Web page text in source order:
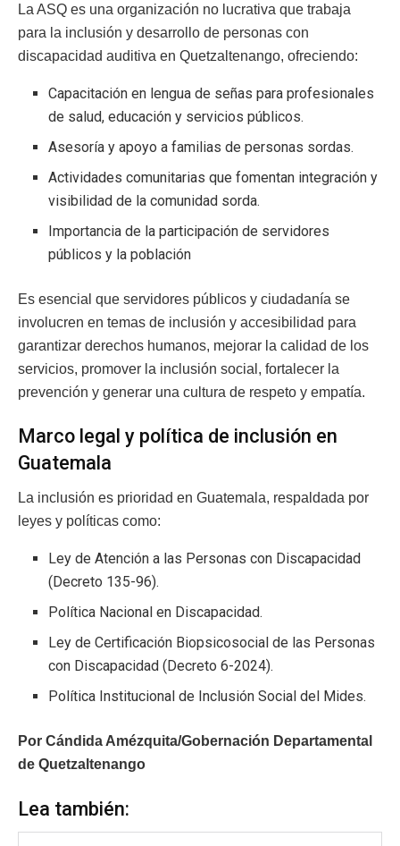
La ASQ es una organización no lucrativa que trabaja
para la inclusión y desarrollo de personas con
discapacidad auditiva en Quetzaltenango, ofreciendo:
Capacitación en lengua de señas para profesionales
de salud, educación y servicios públicos.
Asesoría y apoyo a familias de personas sordas.
Actividades comunitarias que fomentan integración y
visibilidad de la comunidad sorda.
Importancia de la participación de servidores
públicos y la población
Es esencial que servidores públicos y ciudadanía se
involucren en temas de inclusión y accesibilidad para
garantizar derechos humanos, mejorar la calidad de los
servicios, promover la inclusión social, fortalecer la
prevención y generar una cultura de respeto y empatía.
Marco legal y política de inclusión en
Guatemala
La inclusión es prioridad en Guatemala, respaldada por
leyes y políticas como:
Ley de Atención a las Personas con Discapacidad
(Decreto 135-96).
Política Nacional en Discapacidad.
Ley de Certificación Biopsicosocial de las Personas
con Discapacidad (Decreto 6-2024).
Política Institucional de Inclusión Social del Mides.
Por Cándida Amézquita/Gobernación Departamental
de Quetzaltenango
Lea también: